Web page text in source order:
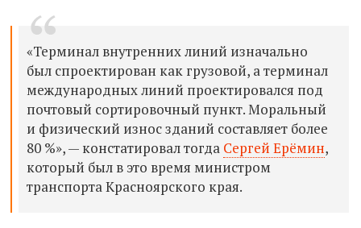
«Терминал внутренних линий изначально
был спроектирован как грузовой, а терминал
международных линий проектировался под
почтовый сортировочный пункт. Моральный
и физический износ зданий составляет более
80 %», — констатировал тогда Сергей Ерёмин,
который был в это время министром
транспорта Красноярского края.